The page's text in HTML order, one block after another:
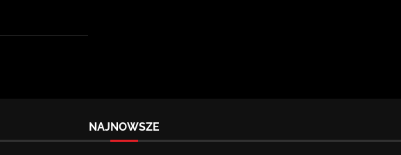
NAJNOWSZE